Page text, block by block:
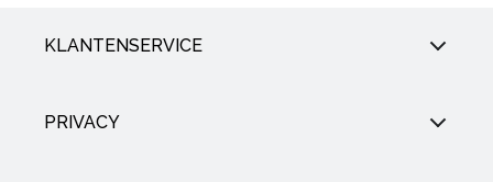
KLANTENSERVICE
PRIVACY